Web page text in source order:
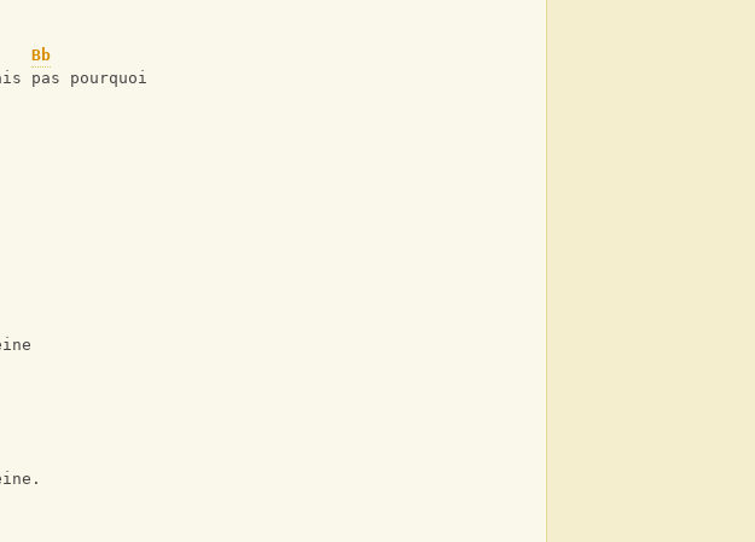
Bb
pas pourquoi